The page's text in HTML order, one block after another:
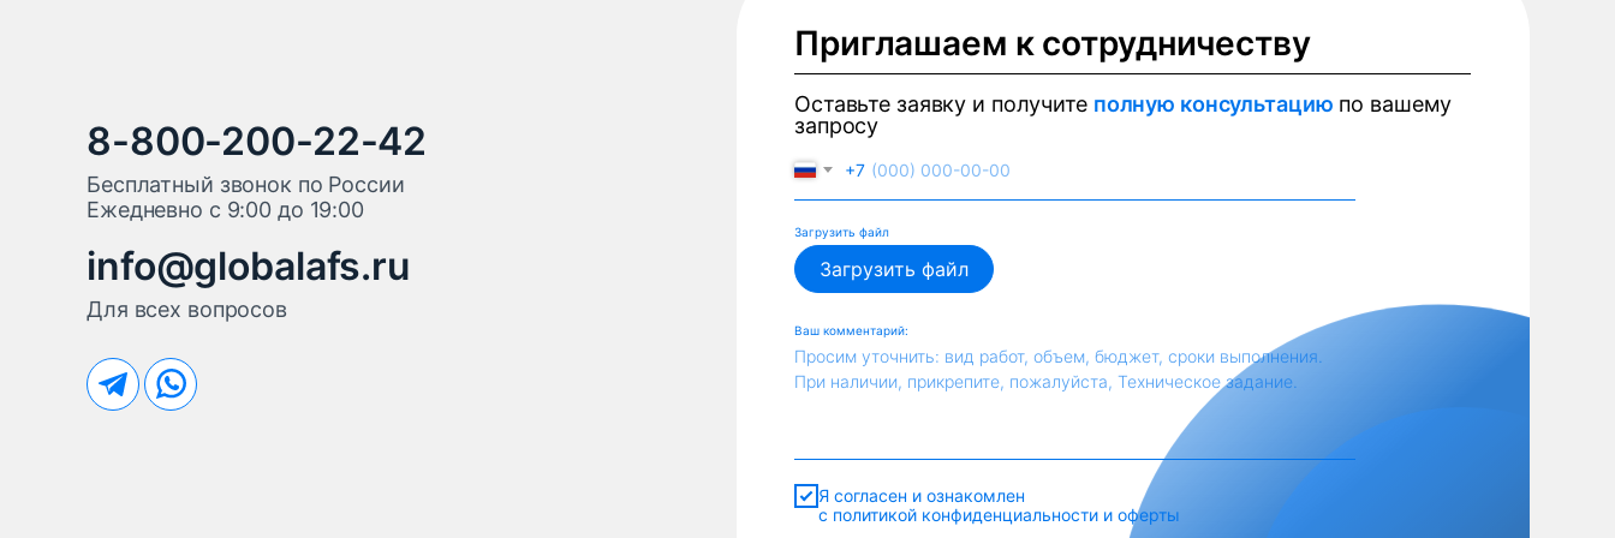
Оставьте заявку и получите полную консультацию по вашему
запросу
Приглашаем к сотрудничеству
+7
Загрузить файл
Загрузить файл
Ваш комментарий:
Просим уточнить: вид работ, объем, бюджет, сроки выполнения.
При наличии, прикрепите, пожалуйста, Техническое задание.
Я согласен и ознакомлен
с политикой конфиденциальности и оферты
8-800-200-22-42
Бесплатный звонок по России
Ежедневно с 9:00 до 19:00
info@globalafs.ru
Для всех вопросов